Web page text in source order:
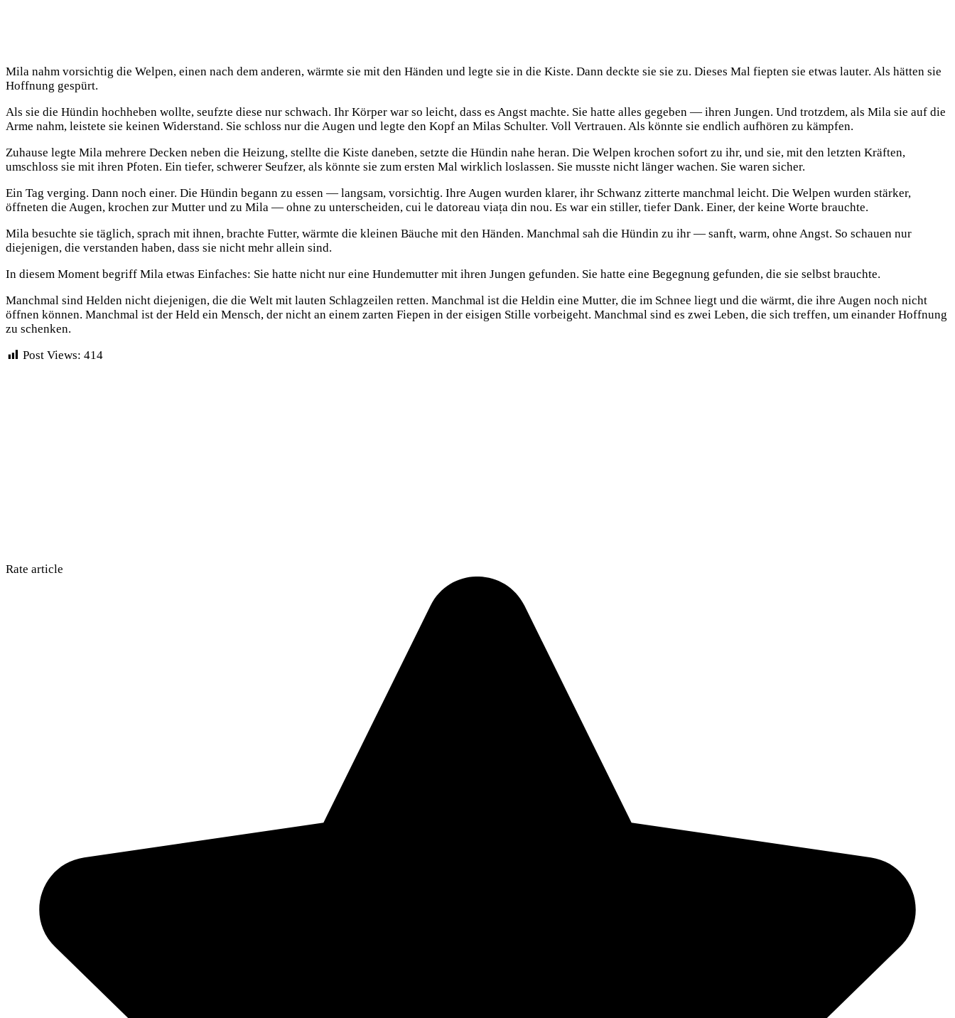
Mila nahm vorsichtig die Welpen, einen nach dem anderen, wärmte sie mit den Händen und legte sie in die Kiste. Dann deckte sie sie zu. Dieses Mal fiepten sie etwas lauter. Als hätten sie
Hoffnung gespürt.
Als sie die Hündin hochheben wollte, seufzte diese nur schwach. Ihr Körper war so leicht, dass es Angst machte. Sie hatte alles gegeben — ihren Jungen. Und trotzdem, als Mila sie auf die
Arme nahm, leistete sie keinen Widerstand. Sie schloss nur die Augen und legte den Kopf an Milas Schulter. Voll Vertrauen. Als könnte sie endlich aufhören zu kämpfen.
Zuhause legte Mila mehrere Decken neben die Heizung, stellte die Kiste daneben, setzte die Hündin nahe heran. Die Welpen krochen sofort zu ihr, und sie, mit den letzten Kräften,
umschloss sie mit ihren Pfoten. Ein tiefer, schwerer Seufzer, als könnte sie zum ersten Mal wirklich loslassen. Sie musste nicht länger wachen. Sie waren sicher.
Ein Tag verging. Dann noch einer. Die Hündin begann zu essen — langsam, vorsichtig. Ihre Augen wurden klarer, ihr Schwanz zitterte manchmal leicht. Die Welpen wurden stärker,
öffneten die Augen, krochen zur Mutter und zu Mila — ohne zu unterscheiden, cui le datoreau viața din nou. Es war ein stiller, tiefer Dank. Einer, der keine Worte brauchte.
Mila besuchte sie täglich, sprach mit ihnen, brachte Futter, wärmte die kleinen Bäuche mit den Händen. Manchmal sah die Hündin zu ihr — sanft, warm, ohne Angst. So schauen nur
diejenigen, die verstanden haben, dass sie nicht mehr allein sind.
In diesem Moment begriff Mila etwas Einfaches: Sie hatte nicht nur eine Hundemutter mit ihren Jungen gefunden. Sie hatte eine Begegnung gefunden, die sie selbst brauchte.
Manchmal sind Helden nicht diejenigen, die die Welt mit lauten Schlagzeilen retten. Manchmal ist die Heldin eine Mutter, die im Schnee liegt und die wärmt, die ihre Augen noch nicht
öffnen können. Manchmal ist der Held ein Mensch, der nicht an einem zarten Fiepen in der eisigen Stille vorbeigeht. Manchmal sind es zwei Leben, die sich treffen, um einander Hoffnung
zu schenken.
Post Views: 414
Rate article